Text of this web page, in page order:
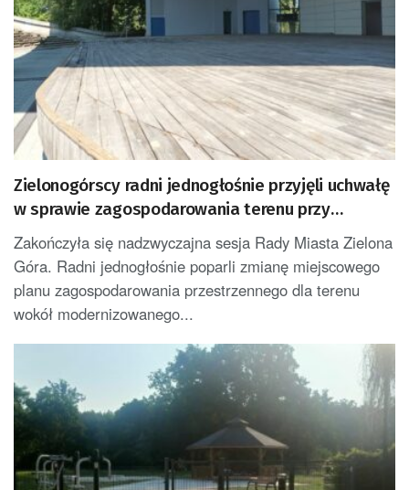
Zielonogórscy radni jednogłośnie przyjęli uchwałę
w sprawie zagospodarowania terenu przy
amfiteatrze
Zakończyła się nadzwyczajna sesja Rady Miasta Zielona
Góra. Radni jednogłośnie poparli zmianę miejscowego
planu zagospodarowania przestrzennego dla terenu
wokół modernizowanego...